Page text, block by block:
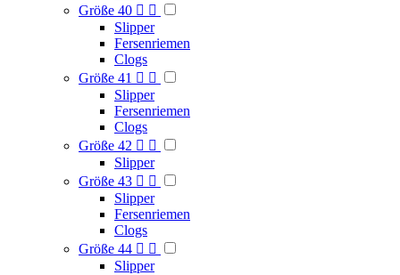
Größe 40  
Slipper
Fersenriemen
Clogs
Größe 41  
Slipper
Fersenriemen
Clogs
Größe 42  
Slipper
Größe 43  
Slipper
Fersenriemen
Clogs
Größe 44  
Slipper